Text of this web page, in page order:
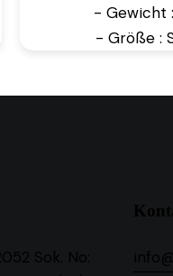
- Gewicht
- Größe :